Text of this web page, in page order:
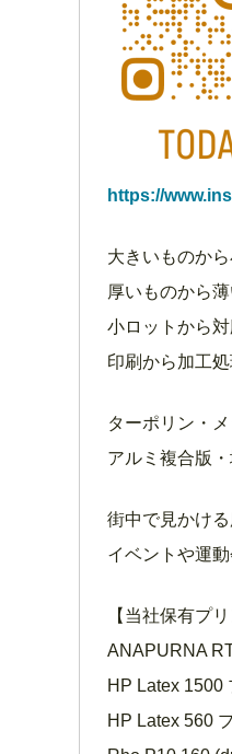
https://
大きいものか
厚いものから
小ロットから対
印刷から加工
ターポリン・
アルミ複合版
街中で見かけ
イベントや運
【当社保有プリ
ANAPURNA
HP Latex 1500
HP Latex 560